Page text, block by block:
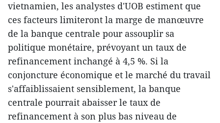
vietnamien, les analystes d'UOB estiment que
ces facteurs limiteront la marge de manœuvre
de la banque centrale pour assouplir sa
politique monétaire, prévoyant un taux de
refinancement inchangé à 4,5 %. Si la
conjoncture économique et le marché du travail
s'affaiblissaient sensiblement, la banque
centrale pourrait abaisser le taux de
refinancement à son plus bas niveau de